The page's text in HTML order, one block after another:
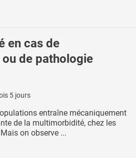
en cas de
de pathologie
5 jours
entraîne mécaniquement
de la multimorbidité, chez les
on observe ...